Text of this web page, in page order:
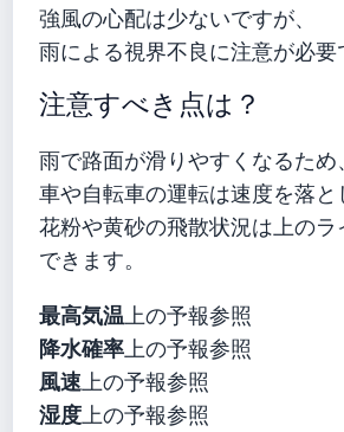
強風の心配は少ないですが、
雨による視界不良に注意が必要
注意すべき点は？
雨で路面が滑りやすくなるため、
車や自転車の運転は速度を落と
花粉や黄砂の飛散状況は上の
できます。
最高気温上の予報参照
降水確率上の予報参照
風速上の予報参照
湿度上の予報参照